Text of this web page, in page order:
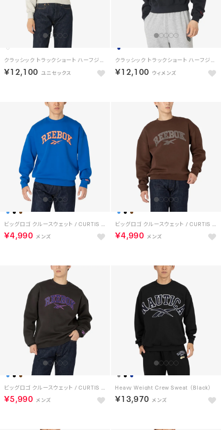
クラッシック トラックショート ハーフジップ / CLASIC TRACK SHORT HALF-ZIP （ホワイト）
￥12,100
クラッシック トラックショート ハーフジップ / CLASIC TRACK SHORT HALF-ZIP （ネイビー）
￥12,100
ビッグロゴ クルースウェット / CURTIS VARSITY SWEATSHIRT （ブルー）
￥4,990
ビッグロゴ クルースウェット / CURTIS VARSITY SWEATSHIRT （ブラウン）
￥4,990
ビッグロゴ クルースウェット / CURTIS VARSITY SWEATSHIRT （ウォッシュドブラック）
￥5,990
Heavy Weight Crew Sweat （Black）
￥13,970